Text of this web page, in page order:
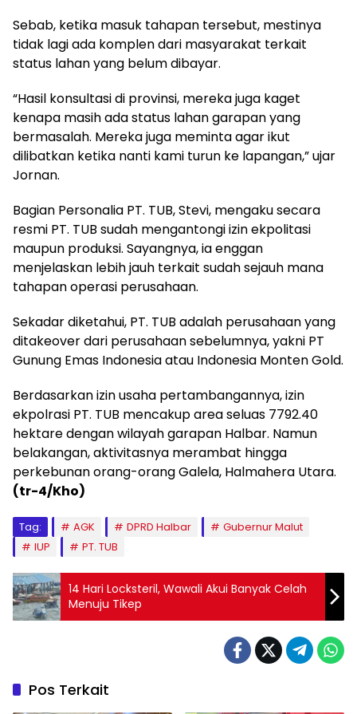
Sebab, ketika masuk tahapan tersebut, mestinya
tidak lagi ada komplen dari masyarakat terkait
status lahan yang belum dibayar.
“Hasil konsultasi di provinsi, mereka juga kaget
kenapa masih ada status lahan garapan yang
bermasalah. Mereka juga meminta agar ikut
dilibatkan ketika nanti kami turun ke lapangan,” ujar
Jornan.
Bagian Personalia PT. TUB, Stevi, mengaku secara
resmi PT. TUB sudah mengantongi izin ekpolitasi
maupun produksi. Sayangnya, ia enggan
menjelaskan lebih jauh terkait sudah sejauh mana
tahapan operasi perusahaan.
Sekadar diketahui, PT. TUB adalah perusahaan yang
ditakeover dari perusahaan sebelumnya, yakni PT
Gunung Emas Indonesia atau Indonesia Monten Gold.
Berdasarkan izin usaha pertambangannya, izin
ekpolrasi PT. TUB mencakup area seluas 7792.40
hektare dengan wilayah garapan Halbar. Namun
belakangan, aktivitasnya merambat hingga
perkebunan orang-orang Galela, Halmahera Utara.
(tr-4/Kho)
Tag: AGK DPRD Halbar
Gubernur Malut
IUP
PT. TUB
14 Hari Locksteril, Wawali Akui Banyak Celah
Menuju Tikep
Pos Terkait